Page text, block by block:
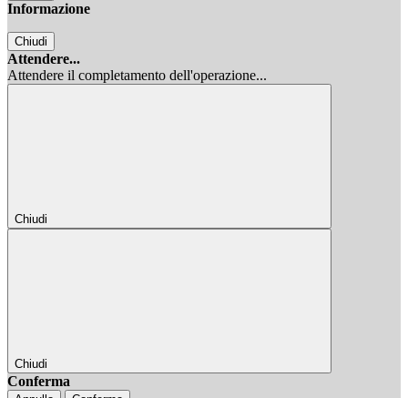
Informazione
Chiudi
Attendere...
Attendere il completamento dell'operazione...
Chiudi
Chiudi
Conferma